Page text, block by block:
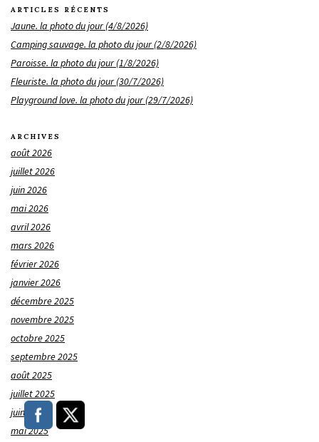
ARTICLES RÉCENTS
Jaune. la photo du jour (4/8/2026)
Camping sauvage. la photo du jour (2/8/2026)
Paroisse. la photo du jour (1/8/2026)
Fleuriste. la photo du jour (30/7/2026)
Playground love. la photo du jour (29/7/2026)
ARCHIVES
août 2026
juillet 2026
juin 2026
mai 2026
avril 2026
mars 2026
février 2026
janvier 2026
décembre 2025
novembre 2025
octobre 2025
septembre 2025
août 2025
juillet 2025
juin 2025
mai 2025